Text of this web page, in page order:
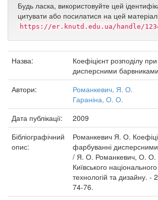
Будь ласка, використовуйте цей
цитувати або посилатися на цей
https://er.knutd.edu.ua/handle/
Назва:
Коефіцієнт розподілу
дисперсними барвниками
Автори:
Романкевич, Я. О.
Гараніна, О. О.
Дата публікації:
2009
Бібліографічний
опис:
Романкевич Я. О.
фарбуванні
/ Я. О. Романкевич, О. О.
Київського
технологій та дизайну.
74-76.